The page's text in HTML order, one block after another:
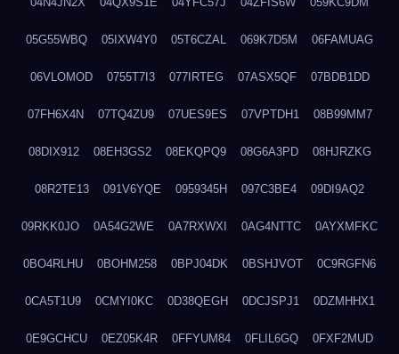
05G55WBQ 05IXW4Y0 05T6CZAL 069K7D5M 06FAMUAG
06VLOMOD 0755T7I3 077IRTEG 07ASX5QF 07BDB1DD
07FH6X4N 07TQ4ZU9 07UES9ES 07VPTDH1 08B99MM7
08DIX912 08EH3GS2 08EKQPQ9 08G6A3PD 08HJRZKG
08R2TE13 091V6YQE 0959345H 097C3BE4 09DI9AQ2
09RKK0JO 0A54G2WE 0A7RXWXI 0AG4NTTC 0AYXMFKC
0BO4RLHU 0BOHM258 0BPJ04DK 0BSHJVOT 0C9RGFN6
0CA5T1U9 0CMYI0KC 0D38QEGH 0DCJSPJ1 0DZMHHX1
0E9GCHCU 0EZ05K4R 0FFYUM84 0FLIL6GQ 0FXF2MUD